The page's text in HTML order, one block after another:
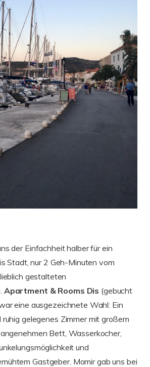
der Einfachheit halber für ein
Stadt, nur 2 Geh-Minuten vom
gestalteten
Apartment & Rooms Dis (gebucht
eine ausgezeichnete Wahl: Ein
ruhig gelegenes Zimmer mit großem
Bett, Wasserkocher,
und
Gastgeber. Momir gab uns bei